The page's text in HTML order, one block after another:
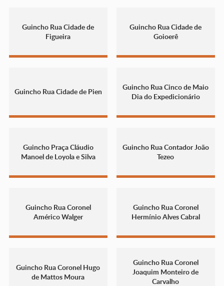
Guincho Rua Cidade de
Figueira
Guincho Rua Cidade de
Goioerê
Guincho Rua Cidade de Pien
Guincho Rua Cinco de Maio
Dia do Expedicionário
Guincho Praça Cláudio
Manoel de Loyola e Silva
Guincho Rua Contador João
Tezeo
Guincho Rua Coronel
Américo Walger
Guincho Rua Coronel
Hermínio Alves Cabral
Guincho Rua Coronel Hugo
de Mattos Moura
Guincho Rua Coronel
Joaquim Monteiro de
Carvalho